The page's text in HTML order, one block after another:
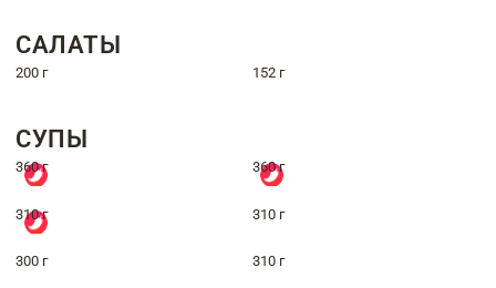
САЛАТЫ
200 г 152 г
СУПЫ
360 г 360 г
310 г 310 г
300 г 310 г